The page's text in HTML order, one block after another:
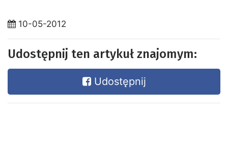
10-05-2012
Udostępnij ten artykuł znajomym:
Udostępnij